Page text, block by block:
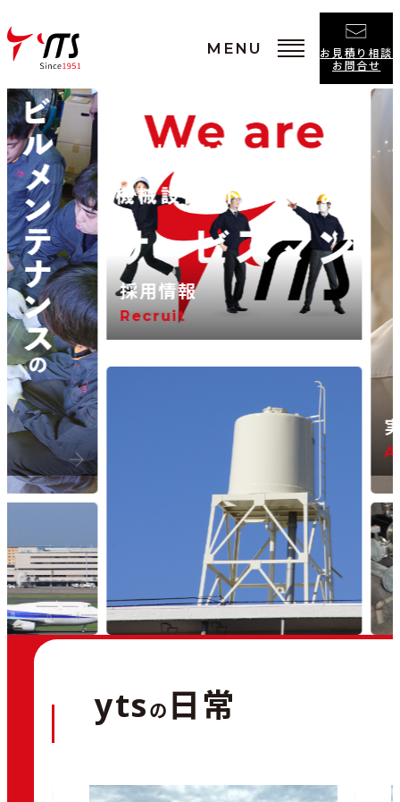
MENU
お見積り相談
お問合せ
採用情報
Recruit
実績紹介
ytsの 日常